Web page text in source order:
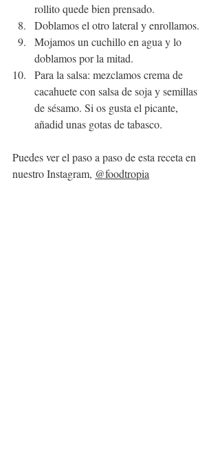
rollito quede bien prensado.
Doblamos el otro lateral y enrollamos.
Mojamos un cuchillo en agua y lo
doblamos por la mitad.
Para la salsa: mezclamos crema de
cacahuete con salsa de soja y semillas
de sésamo. Si os gusta el picante,
añadid unas gotas de tabasco.
Puedes ver el paso a paso de esta receta en
nuestro Instagram, @foodtropia